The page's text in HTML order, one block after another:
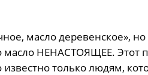
масло деревенское»,
масло НЕНАСТОЯЩЕЕ. Этот
только людям,